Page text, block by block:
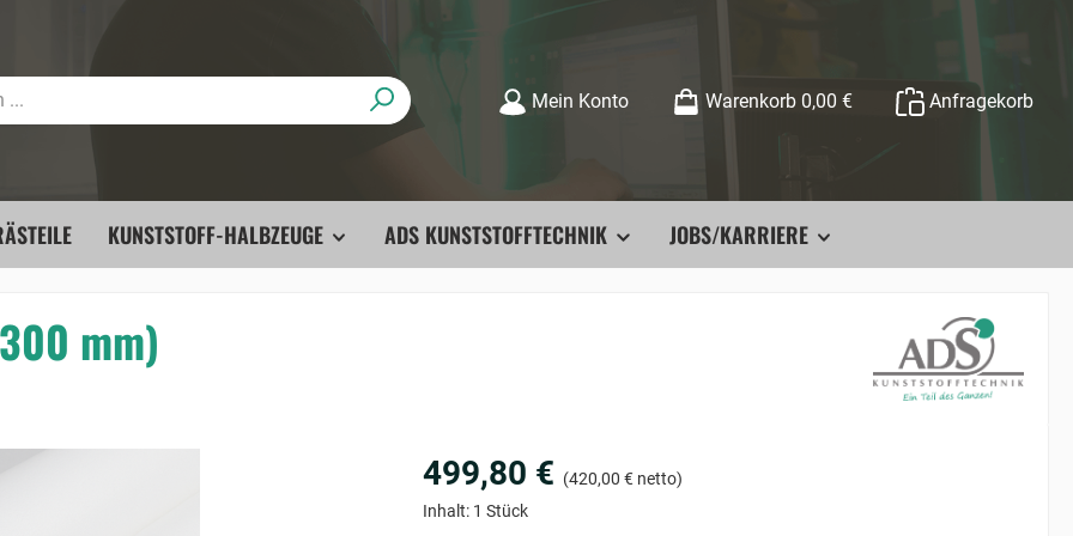
Mein Konto Warenkorb 0,00 € Anfragekorb
KUNSTSTOFF-HALBZEUGE ADS KUNSTSTOFFTECHNIK JOBS/KARRIERE
mm)
499,80 € (420,00 € netto)
Inhalt: 1 Stück